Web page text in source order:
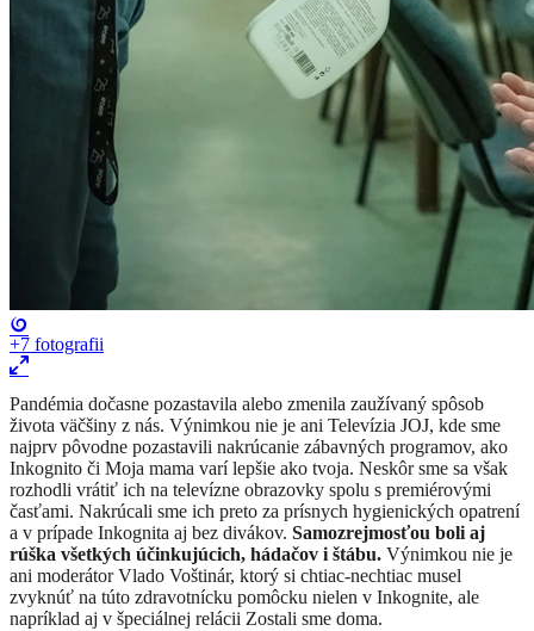
+7 fotografii
​Pandémia dočasne pozastavila alebo zmenila zaužívaný spôsob
života väčšiny z nás. Výnimkou nie je ani Televízia JOJ, kde sme
najprv pôvodne pozastavili nakrúcanie zábavných programov, ako
Inkognito či Moja mama varí lepšie ako tvoja. Neskôr sme sa však
rozhodli vrátiť ich na televízne obrazovky spolu s premiérovými
časťami. Nakrúcali sme ich preto za prísnych hygienických opatrení
a v prípade Inkognita aj bez divákov. Samozrejmosťou boli aj
rúška všetkých účinkujúcich, hádačov i štábu. Výnimkou nie je
ani moderátor Vlado Voštinár, ktorý si chtiac-nechtiac musel
zvyknúť na túto zdravotnícku pomôcku nielen v Inkognite, ale
napríklad aj v špeciálnej relácii Zostali sme doma.